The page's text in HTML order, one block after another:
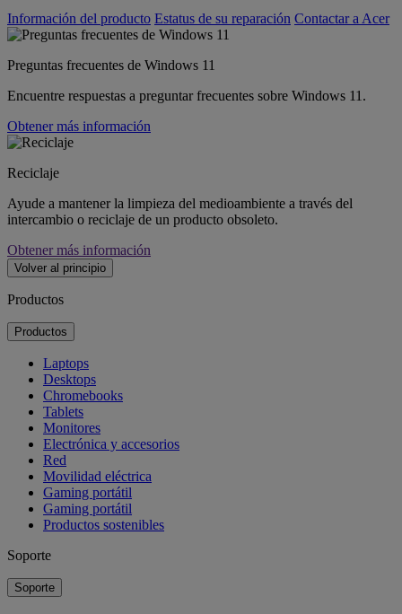
Información del producto Estatus de su reparación Contactar a Acer
Preguntas frecuentes de Windows 11
Encuentre respuestas a preguntar frecuentes sobre Windows 11.
Obtener más información
Reciclaje
Ayude a mantener la limpieza del medioambiente a través del
intercambio o reciclaje de un producto obsoleto.
Obtener más información
Volver al principio
Productos
Productos
Laptops
Desktops
Chromebooks
Tablets
Monitores
Electrónica y accesorios
Red
Movilidad eléctrica
Gaming portátil
Gaming portátil
Productos sostenibles
Soporte
Soporte